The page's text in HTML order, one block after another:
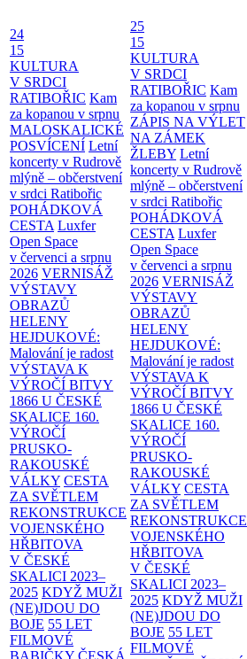
24
15
KULTURA
V SRDCI
RATIBOŘIC Kam
za kopanou v srpnu
MALOSKALICKÉ
POSVÍCENÍ Letní
koncerty v Rudrově
mlýně – občerstvení
v srdci Ratibořic
POHÁDKOVÁ
CESTA Luxfer
Open Space
v červenci a srpnu
2026 VERNISÁŽ
VÝSTAVY
OBRAZŮ
HELENY
HEJDUKOVÉ:
Malování je radost
VÝSTAVA K
VÝROČÍ BITVY
1866 U ČESKÉ
SKALICE 160.
VÝROČÍ
PRUSKO-
RAKOUSKÉ
VÁLKY CESTA
ZA SVĚTLEM
REKONSTRUKCE
VOJENSKÉHO
HŘBITOVA
V ČESKÉ
SKALICI 2023–
2025 KDYŽ MUŽI
(NE)JDOU DO
BOJE 55 LET
FILMOVÉ
BABIČKY ČESKÁ
25
15
KULTURA
V SRDCI
RATIBOŘIC Kam
za kopanou v srpnu
ZÁPIS NA VÝLET
NA ZÁMEK
ŽLEBY Letní
koncerty v Rudrově
mlýně – občerstvení
v srdci Ratibořic
POHÁDKOVÁ
CESTA Luxfer
Open Space
v červenci a srpnu
2026 VERNISÁŽ
VÝSTAVY
OBRAZŮ
HELENY
HEJDUKOVÉ:
Malování je radost
VÝSTAVA K
VÝROČÍ BITVY
1866 U ČESKÉ
SKALICE 160.
VÝROČÍ
PRUSKO-
RAKOUSKÉ
VÁLKY CESTA
ZA SVĚTLEM
REKONSTRUKCE
VOJENSKÉHO
HŘBITOVA
V ČESKÉ
SKALICI 2023–
2025 KDYŽ MUŽI
(NE)JDOU DO
BOJE 55 LET
FILMOVÉ